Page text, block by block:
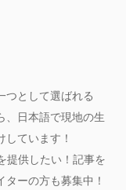
つとして選ばれる
、日本語で現地の生
ています！
提供したい！記事を
ーの方も募集中！